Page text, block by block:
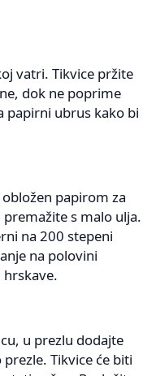
vatri. Tikvice pržite
dok ne poprime
papirni ubrus kako bi
papirom za
s malo ulja.
na 200 stepeni
na polovini
hrskave.
u prezlu dodajte
Tikvice će biti